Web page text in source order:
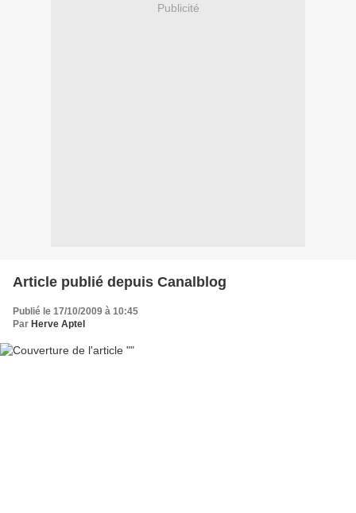
Publicité
Article publié depuis Canalblog
Publié le 17/10/2009 à 10:45
Par Herve Aptel